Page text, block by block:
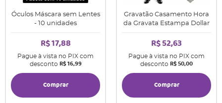
Óculos Máscara sem Lentes
- 10 unidades
R$ 17,88
Pague à vista no PIX com
desconto R$ 16,99
Comprar
Gravatão Casamento Hora
da Gravata Estampa Dollar
R$ 52,63
Pague à vista no PIX com
desconto R$ 50,00
Comprar